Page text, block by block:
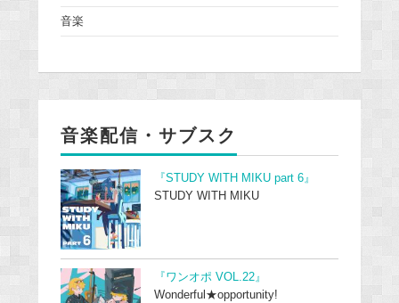
音楽
音楽配信・サブスク
『STUDY WITH MIKU part 6』
STUDY WITH MIKU
『ワンオポ VOL.22』
Wonderful★opportunity!